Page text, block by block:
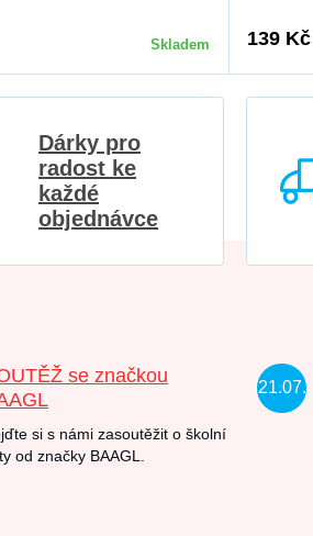
Skladem 139 Kč
Dárky pro
radost ke
každé
objednávce
se značkou
si s námi zasoutěžit o školní
od značky BAAGL.
21.07.